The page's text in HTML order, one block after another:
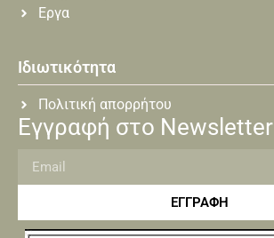
Εργα
Ιδιωτικότητα
Πολιτική απορρήτου
Εγγραφή στο Newsletter
ΕΓΓΡΑΦΗ